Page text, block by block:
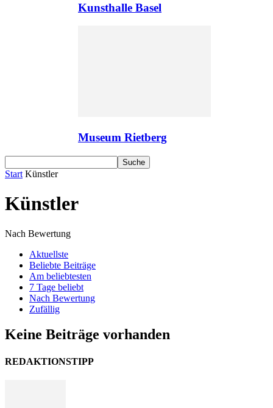
Kunsthalle Basel
Museum Rietberg
Start Künstler
Künstler
Nach Bewertung
Aktuellste
Beliebte Beiträge
Am beliebtesten
7 Tage beliebt
Nach Bewertung
Zufällig
Keine Beiträge vorhanden
REDAKTIONSTIPP